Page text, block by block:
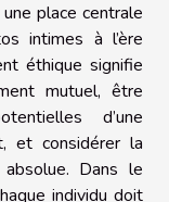
place centrale
intimes à l’ère
éthique signifie
mutuel, être
d’une
et considérer la
Dans le
individu doit